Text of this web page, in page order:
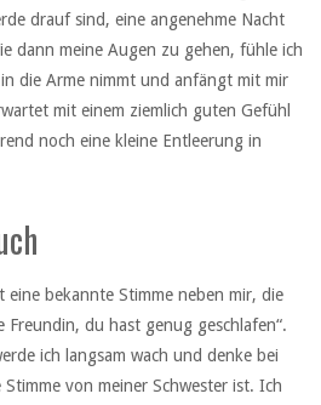
drauf sind, eine angenehme Nacht
dann meine Augen zu gehen, fühle ich
in die Arme nimmt und anfängt mit mir
mit einem ziemlich guten Gefühl
noch eine kleine Entleerung in
bekannte Stimme neben mir, die
Freundin, du hast genug geschlafen“.
ich langsam wach und denke bei
von meiner Schwester ist. Ich